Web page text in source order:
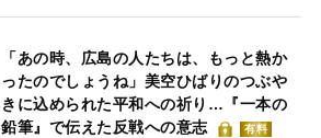
「あの時、広島の人たちは、もっと熱か
ったのでしょうね」美空ひばりのつぶや
きに込められた平和への祈り…『一本の
鉛筆』で伝えた反戦への意志
有料